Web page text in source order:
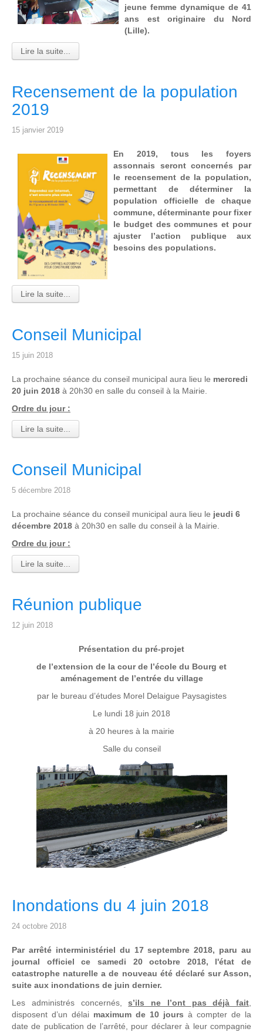
jeune femme dynamique de 41
ans est originaire du Nord
(Lille).
Lire la suite...
Recensement de la population
2019
15 janvier 2019
En 2019, tous les foyers
assonnais seront concernés par
le recensement de la population,
permettant de déterminer la
population officielle de chaque
commune, déterminante pour fixer
le budget des communes et pour
ajuster l’action publique aux
besoins des populations.
Lire la suite...
Conseil Municipal
15 juin 2018
La prochaine séance du conseil municipal aura lieu le mercredi
20 juin 2018 à 20h30 en salle du conseil à la Mairie.
Ordre du jour :
Lire la suite...
Conseil Municipal
5 décembre 2018
La prochaine séance du conseil municipal aura lieu le jeudi 6
décembre 2018 à 20h30 en salle du conseil à la Mairie.
Ordre du jour :
Lire la suite...
Réunion publique
12 juin 2018
Présentation du pré-projet
de l’extension de la cour de l’école du Bourg et
aménagement de l’entrée du village
par le bureau d’études Morel Delaigue Paysagistes
Le lundi 18 juin 2018
à 20 heures à la mairie
Salle du conseil
Inondations du 4 juin 2018
24 octobre 2018
Par arrêté interministériel du 17 septembre 2018, paru au
journal officiel ce samedi 20 octobre 2018, l'état de
catastrophe naturelle a de nouveau été déclaré sur Asson,
suite aux inondations de juin dernier.
Les administrés concernés,s’ils ne l’ont pas déjà fait
disposent d’un délai maximum de 10 jours à compter de la
date de publication de l’arrêté, pour déclarer à leur compagnie